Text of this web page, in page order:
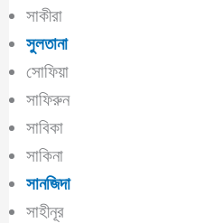
সাকীরা
সুলতানা
সোফিয়া
সাফিরুন
সাবিকা
সাকিনা
সানজিদা
সাহীনূর